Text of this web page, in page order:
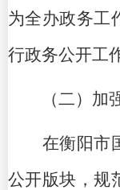
为全办政务工
行政务公开工
（二）加
在衡阳市
公开版块，规